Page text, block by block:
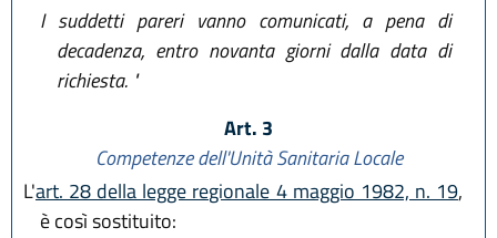
I suddetti pareri vanno comunicati, a pena di
decadenza, entro novanta giorni dalla data di
richiesta. "
Art. 3
Competenze dell'Unità Sanitaria Locale
L'art. 28 della legge regionale 4 maggio 1982, n. 19,
è così sostituito: